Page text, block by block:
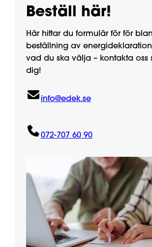
Beställ här!
Här hittar du formulär för för
beställning av
vad du ska välja – kontakta oss
dig!
info@edek.se
072-707 60 90